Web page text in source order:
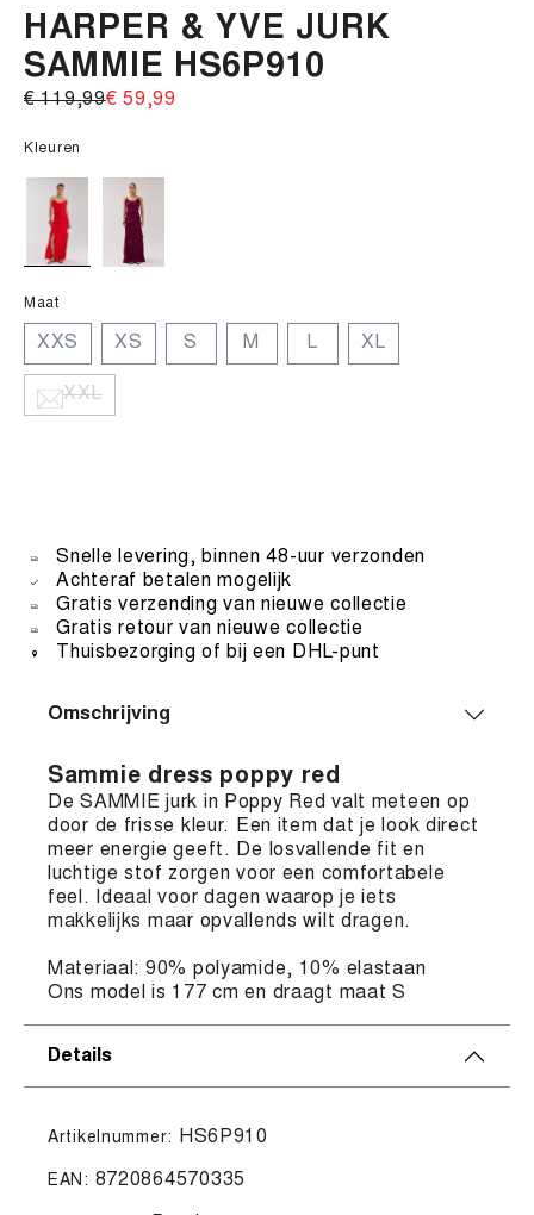
HARPER & YVE JURK
SAMMIE HS6P910
€ 119,99‌€ 59,99‌
Kleuren
Maat
XXS XS S M L XL
XXL
Snelle levering, binnen 48-uur verzonden
Achteraf betalen mogelijk
Gratis verzending van nieuwe collectie
Gratis retour van nieuwe collectie
Thuisbezorging of bij een DHL-punt
Omschrijving
Sammie dress poppy red
De SAMMIE jurk in Poppy Red valt meteen op
door de frisse kleur. Een item dat je look direct
meer energie geeft. De losvallende fit en
luchtige stof zorgen voor een comfortabele
feel. Ideaal voor dagen waarop je iets
makkelijks maar opvallends wilt dragen.
Materiaal: 90% polyamide, 10% elastaan
Ons model is 177 cm en draagt maat S
Details
Artikelnummer: HS6P910
EAN: 8720864570335